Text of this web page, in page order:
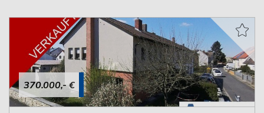
370.000,- €